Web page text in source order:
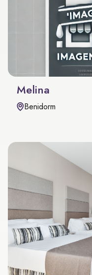
Melina
Benidorm